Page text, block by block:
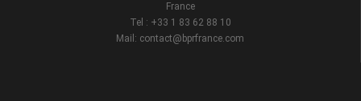
France
Tel : +33 1 83 62 88 10
Mail: contact@bprfrance.com